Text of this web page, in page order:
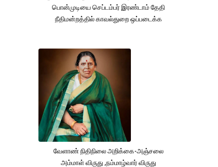
பொன்முடியை செப்டம்பர் இரண்டாம் தேதி
நீதிமன்றத்தில் காவல்துறை ஒப்படைக்க
வேளாண் நிதிநிலை அறிக்கை-அஞ்சலை
அம்மாள் விருது ,நம்மாழ்வார் விருது